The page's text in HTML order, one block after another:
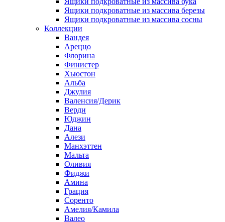
Ящики подкроватные из массива березы
Ящики подкроватные из массива сосны
Коллекции
Вандея
Ареццо
Флорина
Финистер
Хьюстон
Альба
Джулия
Валенсия/Дерик
Верди
Юджин
Дана
Алези
Манхэттен
Мальта
Оливия
Фиджи
Амина
Грация
Соренто
Амелия/Камила
Валео